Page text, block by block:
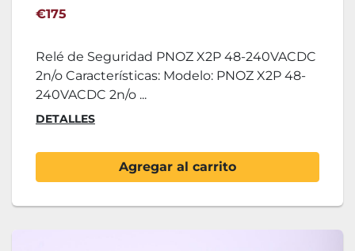
€175
Relé de Seguridad PNOZ X2P 48-240VACDC
2n/o Características: Modelo: PNOZ X2P 48-
240VACDC 2n/o ...
DETALLES
Agregar al carrito